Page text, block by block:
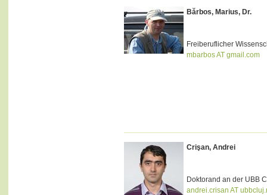
Bărbos, Marius, Dr.
Freiberuflicher
mbarbos AT gmail.com
Crişan, Andrei
Doktorand an der UBB
andrei.crisan AT